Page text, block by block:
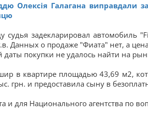
Олексія Галагана виправдали
судья задекларировал автомобиль
Данных о продаже "Фиата" нет, а
даты покупки не удалось найти на
в квартире площадью 43,69 м2,
грн. и предоставила сыну в
и для Национального агентства по